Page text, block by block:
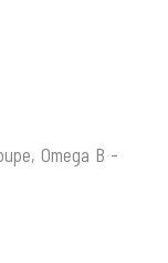
Omega B -